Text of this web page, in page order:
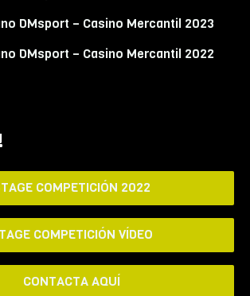
DMsport – Casino Mercantil 2023
DMsport – Casino Mercantil 2022
COMPETICIÓN 2022
COMPETICIÓN VÍDEO
CONTACTA AQUÍ